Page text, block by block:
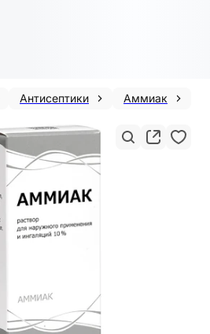
Антисептики Аммиак